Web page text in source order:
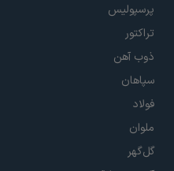
پرسپولیس
تراکتور
ذوب آهن
سپاهان
فولاد
ملوان
گل‌گهر